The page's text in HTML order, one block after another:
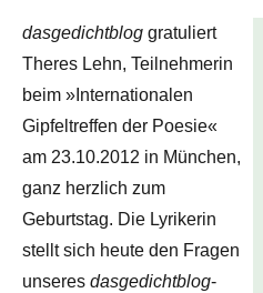
dasgedichtblog gratuliert
Theres Lehn, Teilnehmerin
beim »Internationalen
Gipfeltreffen der Poesie«
am 23.10.2012 in München,
ganz herzlich zum
Geburtstag. Die Lyrikerin
stellt sich heute den Fragen
unseres dasgedichtblog-